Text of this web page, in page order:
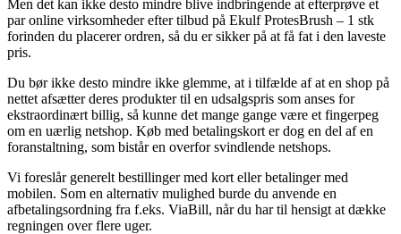
Men det kan ikke desto mindre blive indbringende at efterprøve et
par online virksomheder efter tilbud på Ekulf ProtesBrush – 1 stk
forinden du placerer ordren, så du er sikker på at få fat i den laveste
pris.
Du bør ikke desto mindre ikke glemme, at i tilfælde af at en shop på
nettet afsætter deres produkter til en udsalgspris som anses for
ekstraordinært billig, så kunne det mange gange være et fingerpeg
om en uærlig netshop. Køb med betalingskort er dog en del af en
foranstaltning, som bistår en overfor svindlende netshops.
Vi foreslår generelt bestillinger med kort eller betalinger med
mobilen. Som en alternativ mulighed burde du anvende en
afbetalingsordning fra f.eks. ViaBill, når du har til hensigt at dække
regningen over flere uger.